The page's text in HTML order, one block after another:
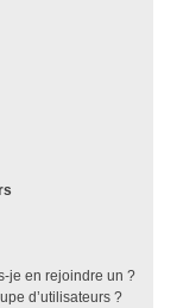
je en rejoindre un ?
d’utilisateurs ?